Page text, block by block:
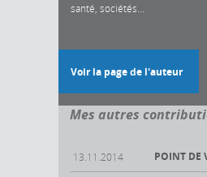
santé, sociétés...
Voir la page de l'auteur
Mes autres
13.11.2014 POINT DE